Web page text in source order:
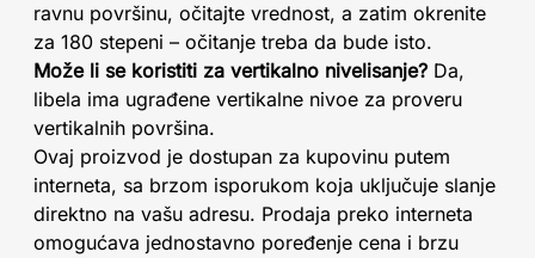
ravnu površinu, očitajte vrednost, a zatim okrenite
za 180 stepeni – očitanje treba da bude isto.
Može li se koristiti za vertikalno nivelisanje? Da,
libela ima ugrađene vertikalne nivoe za proveru
vertikalnih površina.
Ovaj proizvod je dostupan za kupovinu putem
interneta, sa brzom isporukom koja uključuje slanje
direktno na vašu adresu. Prodaja preko interneta
omogućava jednostavno poređenje cena i brzu